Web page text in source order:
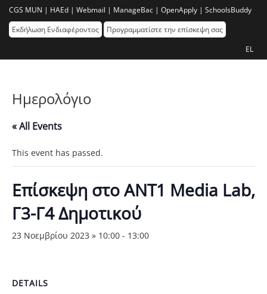
CGS MUN | HAEd | Webmail | ManageBac | OpenApply | SchoolsBuddy
Εκδήλωση Ενδιαφέροντος
Προγραμματίστε την επίσκεψη σας
EL
Ημερολόγιο
« All Events
This event has passed.
Επίσκεψη στο ΑΝΤ1 Μedia Lab,
Γ3-Γ4 Δημοτικού
23 Νοεμβρίου 2023 » 10:00 - 13:00
DETAILS